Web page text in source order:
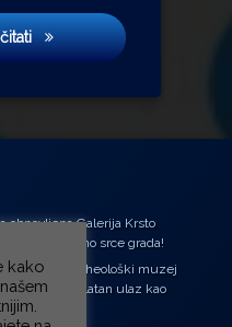
čitati3,14
obnovljena Galerija Krsto
kući, u samo srce grada!
2.8.2026.) Arheološki muzej
Besplatan ulaz kao
kako